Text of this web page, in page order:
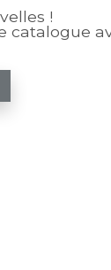
!
catalogue